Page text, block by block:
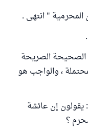
" انتهى .
الصحيحة الصريحة
، والواجب هو
يقولون إن عائشة
؟